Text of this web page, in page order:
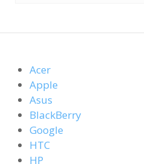
Acer
Apple
Asus
BlackBerry
Google
HTC
HP